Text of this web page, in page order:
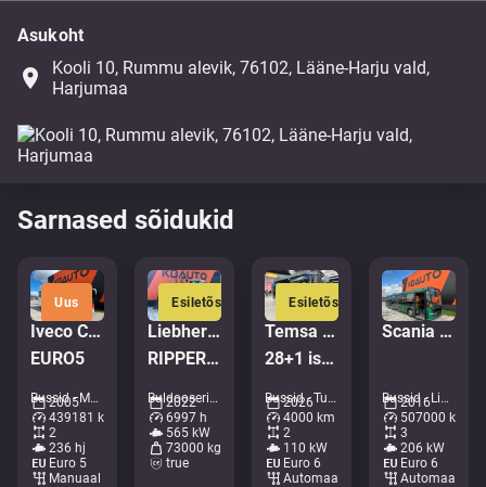
Asukoht
place
Kooli 10, Rummu alevik, 76102, Lääne-Harju vald,
Harjumaa
Sarnased sõidukid
Uus
Iveco CC120/130 E24/FP
EURO5
Bussid - Maakonnaliini buss • M311-4601
2005
439181 km
2
236 hj
Euro 5
Manuaal
Esiletõstetud
Liebherr PR 776 G6.0
RIPPER / Service history available / Imported from Iceland
Buldooserid - Buldooserid • M961-0619
2022
6997 h
565 kW
73000 kg
true
Esiletõstetud
Temsa Prestij
28+1 istekohta | 7.3m | UUS
Bussid - Turistibussid • M407-4724
2026
4000 km
2
110 kW
Euro 6
Automaat
Scania K280 Citywide LE 6x2*4
Bussid - Linnaliinibussid • M227-1825
2016
507000 km
3
206 kW
Euro 6
Automaat